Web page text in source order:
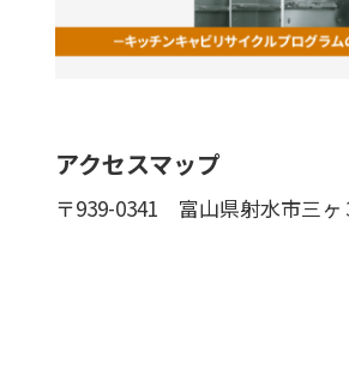
アクセスマップ
〒939-0341 富山県射水市三ヶ